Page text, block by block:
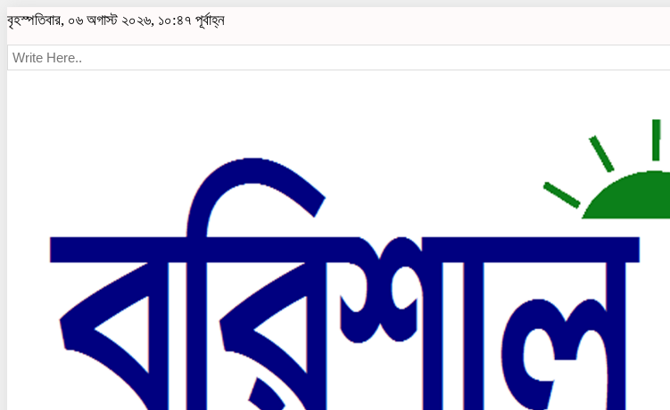
বৃহস্পতিবার, ০৬ অগাস্ট ২০২৬, ১০:৪৭ পূর্বাহ্ন